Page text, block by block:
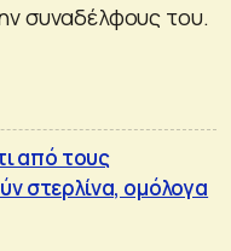
συναδέλφους του.
από τους
στερλίνα, ομόλογα